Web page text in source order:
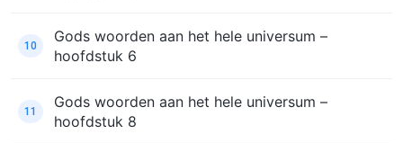
10
Gods woorden aan het hele universum –
hoofdstuk 6
11
Gods woorden aan het hele universum –
hoofdstuk 8